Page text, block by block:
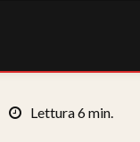
Lettura6min.